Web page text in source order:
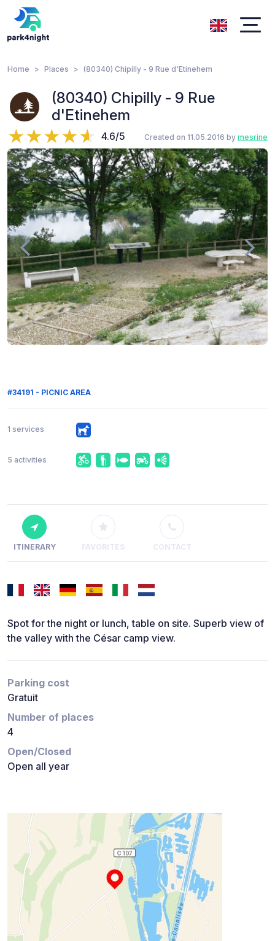
Home Places (80340) Chipilly - 9 Rue d'Etinehem
(80340) Chipilly - 9 Rue
d'Etinehem
4.6/5 Created on 11.05.2016 by mesrine
#34191 - PICNIC AREA
1 services
5 activities
ITINERARY FAVORITES CONTACT
Spot for the night or lunch, table on site. Superb view of
the valley with the César camp view.
Parking cost
Gratuit
Number of places
4
Open/Closed
Open all year